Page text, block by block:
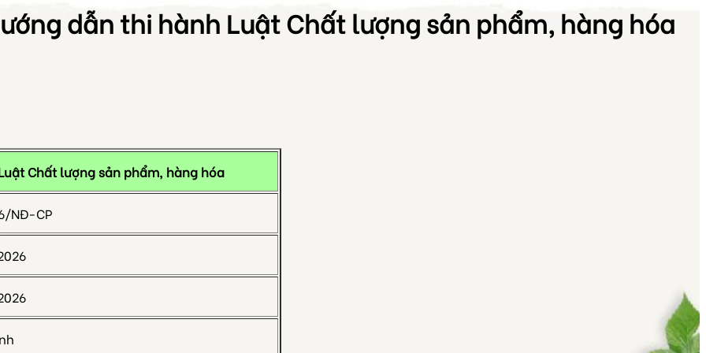
dẫn thi hành Luật Chất lượng sản phẩm, hàng hóa
Chất lượng sản phẩm, hàng hóa
NĐ-CP